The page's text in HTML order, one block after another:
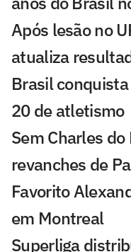
Após lesão no
atualiza
Brasil
20 de atletismo
Sem Charles
revanches de
Favorito
em Montreal
Superliga